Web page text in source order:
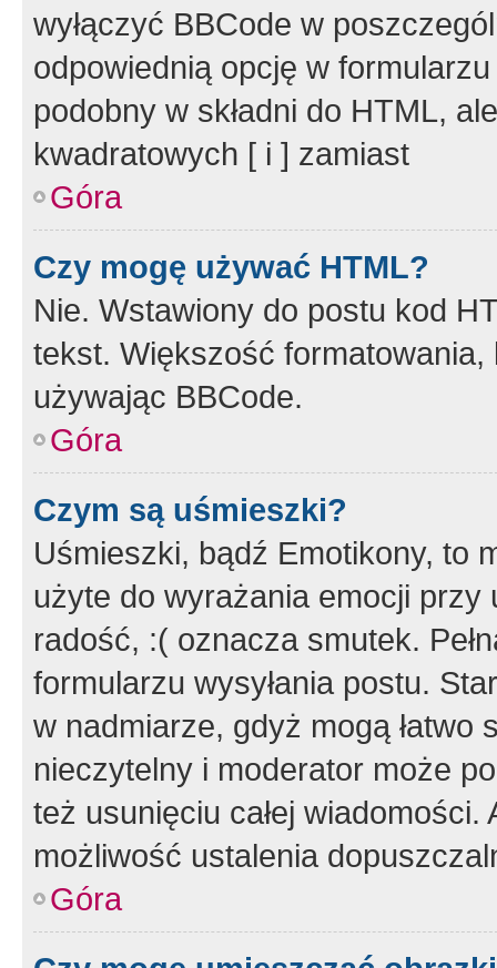
wyłączyć BBCode w
odpowiednią opcję w
podobny w składni do HTML,
kwadratowych [ i ] zamiast
Góra
Czy mogę używać HTML?
Nie. Wstawiony do postu kod
tekst. Większość
używając BBCode.
Góra
Czym są uśmieszki?
Uśmieszki, bądź Emotikony, to
użyte do wyrażania emocji
radość, :( oznacza smutek.
formularzu wysyłania postu.
w nadmiarze, gdyż mogą
nieczytelny i moderator może
też usunięciu całej
możliwość ustalenia
Góra